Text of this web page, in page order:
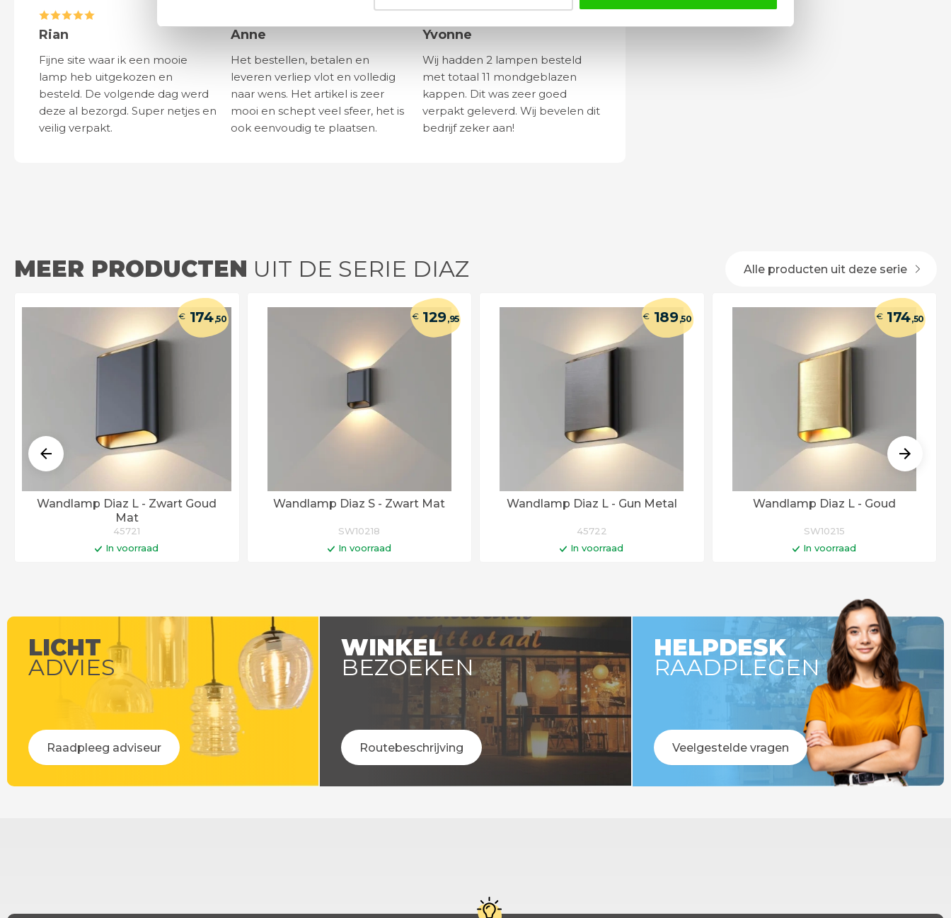
Rian
Fijne site waar ik een mooie
lamp heb uitgekozen en
besteld. De volgende dag werd
deze al bezorgd. Super netjes en
veilig verpakt.
Anne
Het bestellen, betalen en
leveren verliep vlot en volledig
naar wens. Het artikel is zeer
mooi en schept veel sfeer, het is
ook eenvoudig te plaatsen.
Yvonne
Wij hadden 2 lampen besteld
met totaal 11 mondgeblazen
kappen. Dit was zeer goed
verpakt geleverd. Wij bevelen dit
bedrijf zeker aan!
MEER PRODUCTEN UIT DE SERIE DIAZ Alle producten uit deze serie
Wandlamp Diaz L - Zwart Goud
Mat
€ 174,50
45721
In voorraad
Wandlamp Diaz S - Zwart Mat
€129,95
SW10218
In voorraad
Wandlamp Diaz L - Gun Metal
€ 189,50
45722
In voorraad
Wandlamp Diaz L - Goud
€174,50
SW10215
In voorraad
Levertijd 6 - 12 werkdagen
LICHT
ADVIES
Raadpleeg adviseur
WINKEL
BEZOEKEN
Routebeschrijving
HELPDESK
RAADPLEGEN
Veelgestelde vragen